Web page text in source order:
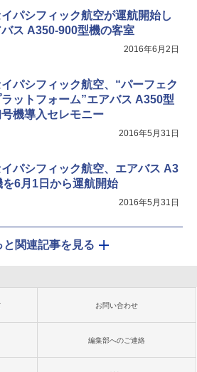
パシフィック航空が運航開始し
ス A350-900型機の客室
2016年6月2日
パシフィック航空、“パーフェク
ラットフォーム”エアバス A350型
機導入セレモニー
2016年5月31日
パシフィック航空、エアバス A3
を6月1日から運航開始
2016年5月31日
と関連記事を見る
お問い合わせ
編集部へのご連絡